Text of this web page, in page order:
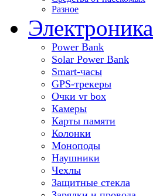
Разное
Электроника
Power Bank
Solar Power Bank
Smart-часы
GPS-трекеры
Очки vr box
Камеры
Карты памяти
Колонки
Моноподы
Наушники
Чехлы
Защитные стекла